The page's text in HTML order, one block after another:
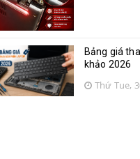
Bảng giá
khảo 2026
Thứ Tue,